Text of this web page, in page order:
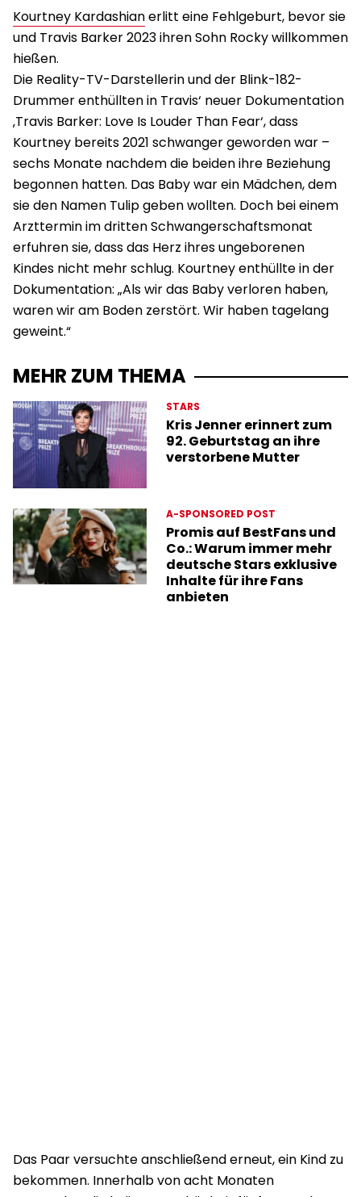
Kourtney Kardashianerlitt eine Fehlgeburt, bevor sie
und Travis Barker 2023 ihren Sohn Rocky willkommen
hießen.
Die Reality-TV-Darstellerin und der Blink-182-
Drummer enthüllten in Travis‘ neuer Dokumentation
‚Travis Barker: Love Is Louder Than Fear‘, dass
Kourtney bereits 2021 schwanger geworden war –
sechs Monate nachdem die beiden ihre Beziehung
begonnen hatten. Das Baby war ein Mädchen, dem
sie den Namen Tulip geben wollten. Doch bei einem
Arzttermin im dritten Schwangerschaftsmonat
erfuhren sie, dass das Herz ihres ungeborenen
Kindes nicht mehr schlug. Kourtney enthüllte in der
Dokumentation: „Als wir das Baby verloren haben,
waren wir am Boden zerstört. Wir haben tagelang
geweint.“
MEHR ZUM THEMA
STARS
Kris Jenner erinnert zum
92. Geburtstag an ihre
verstorbene Mutter
A-SPONSORED POST
Promis auf BestFans und
Co.: Warum immer mehr
deutsche Stars exklusive
Inhalte für ihre Fans
anbieten
Das Paar versuchte anschließend erneut, ein Kind zu
bekommen. Innerhalb von acht Monaten